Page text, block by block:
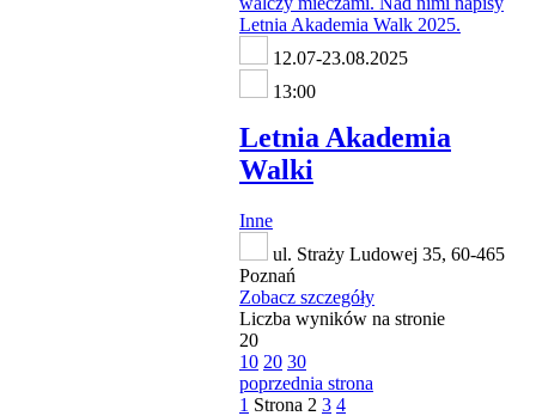
12.07-23.08.2025
13:00
Letnia Akademia
Walki
Inne
ul. Straży Ludowej 35, 60-465
Poznań
Zobacz szczegóły
Liczba wyników na stronie
20
10 20 30
poprzednia strona
1 Strona 2 3 4